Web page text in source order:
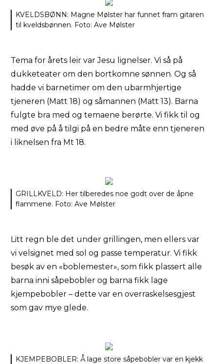
KVELDSBØNN: Magne Mølster har funnet fram gitaren
til kveldsbønnen. Foto: Ave Mølster
Tema for årets leir var Jesu lignelser. Vi så på
dukketeater om den bortkomne sønnen. Og så
hadde vi barnetimer om den ubarmhjertige
tjeneren (Matt 18) og såmannen (Matt 13). Barna
fulgte bra med og temaene berørte. Vi fikk til og
med øve på å tilgi på en bedre måte enn tjeneren
i liknelsen fra Mt 18.
GRILLKVELD: Her tilberedes noe godt over de åpne
flammene. Foto: Ave Mølster
Litt regn ble det under grillingen, men ellers var
vi velsignet med sol og passe temperatur. Vi fikk
besøk av en «boblemester», som fikk plassert alle
barna inni såpebobler og barna fikk lage
kjempebobler – dette var en overraskelsesgjest
som gav mye glede.
KJEMPEBOBLER: Å lage store såpebobler var en kjekk